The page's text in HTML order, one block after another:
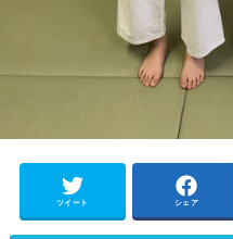
ツイート シェア